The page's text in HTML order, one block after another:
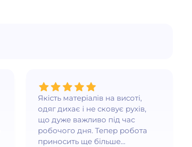
Якість матеріалів на висоті,
одяг дихає і не сковує рухів,
що дуже важливо під час
робочого дня. Тепер робота
приносить ще більше